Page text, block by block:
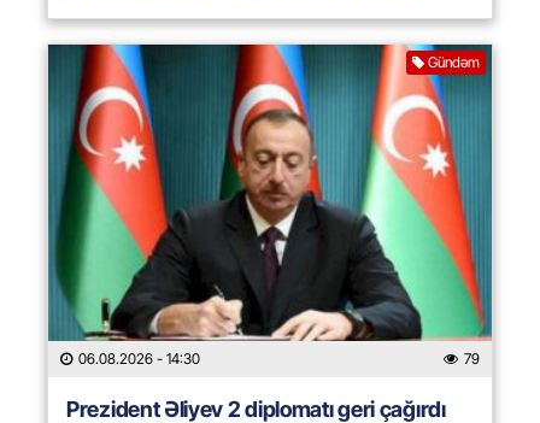
Gündəm
06.08.2026 - 14:30 79
Prezident Əliyev 2 diplomatı geri çağırdı